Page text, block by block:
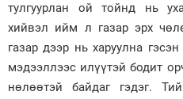
тулгуурлан ой тойнд нь
хийвэл ийм л газар эрх
газар дээр нь харуулна
мэдээллээс илүүтэй бодит
нөлөөтэй байдаг гэдэг.